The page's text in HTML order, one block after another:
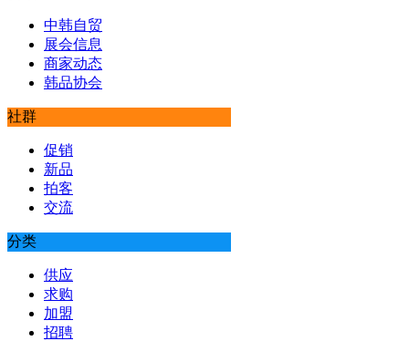
中韩自贸
展会信息
商家动态
韩品协会
社群
促销
新品
拍客
交流
分类
供应
求购
加盟
招聘